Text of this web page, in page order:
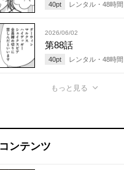
40pt レンタル・ 48時間
2026/06/02
第88話
40pt レンタル・ 48時間
もっと見る
ンテンツ